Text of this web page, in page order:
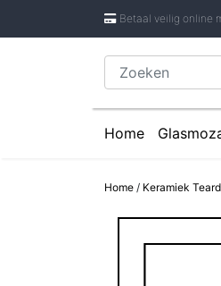
Betaal veilig online
Home
Home / Keramiek